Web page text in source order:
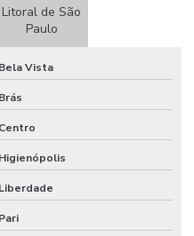
Litoral de São
Paulo
Bela Vista
Brás
Centro
Higienópolis
Liberdade
Pari